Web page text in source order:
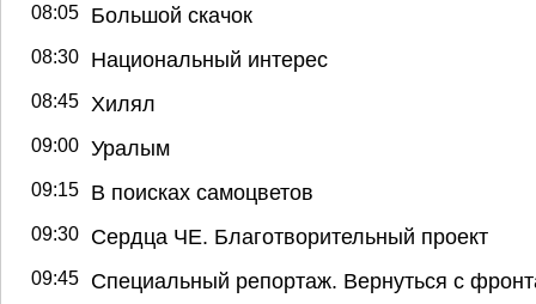
08:05 Большой скачок
08:30 Национальный интерес
08:45 Хилял
09:00 Уралым
09:15 В поисках самоцветов
09:30 Сердца ЧЕ. Благотворительный проект
09:45
Специальный репортаж. Вернуться с